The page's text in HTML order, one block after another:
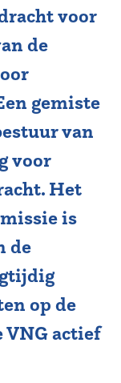
voor
de
gemiste
van
voor
Het
is
de
op de
VNG actief